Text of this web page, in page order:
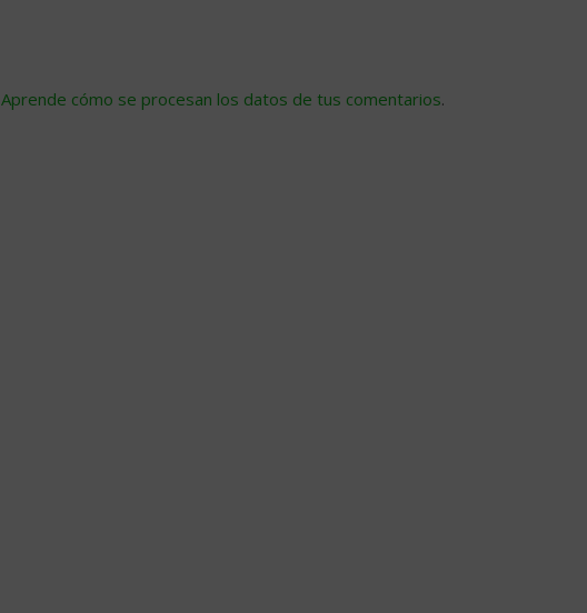
Aprende cómo se procesan los datos de tus comentarios.